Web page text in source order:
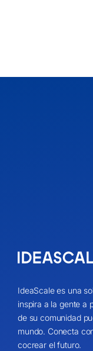
IdeaScale es una
inspira a la gente a
de su comunidad
mundo. Conecta
cocrear el futuro.